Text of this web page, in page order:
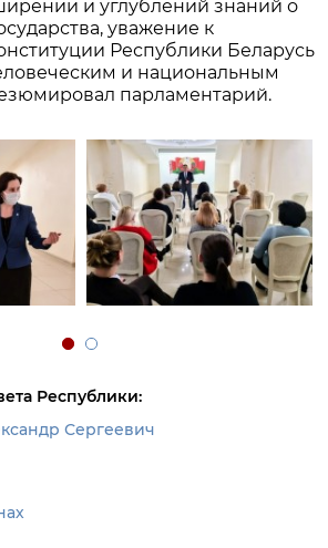
и углублений знаний о
уважение к
Республики Беларусь
и национальным
парламентарий.
Республики:
Сергеевич